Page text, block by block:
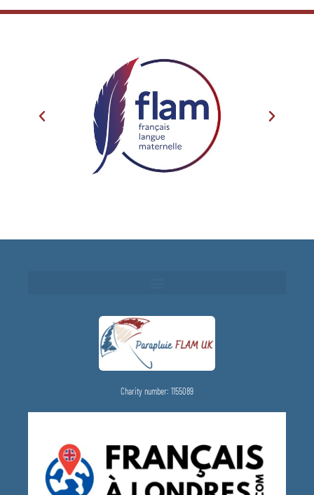
Charity number: 1155089